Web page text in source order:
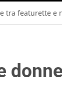
tra featurette e